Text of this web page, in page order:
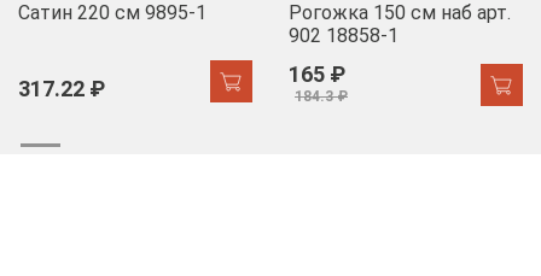
Сатин 220 см 9895-1
317.22 ₽
Рогожка 150 см наб арт.
902 18858-1
165 ₽
184.3 ₽